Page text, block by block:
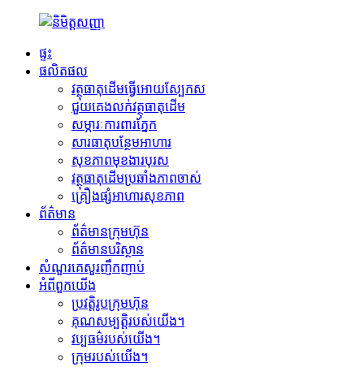
ផ្ទះ
ផលិតផល
វត្ថុធាតុដើមធ្វើអោយស្បែកស
ជួយគេងលក់វត្ថុធាតុដើម
សម្ភារៈការពារភ្នែក
សារធាតុបន្ថែមអាហារ
សុខភាពមុខងារបុរស
វត្ថុធាតុដើមប្រឆាំងភាពចាស់
គ្រឿងផ្សំអាហារសុខភាព
ព័ត៌មាន
ព័ត៌មានក្រុមហ៊ុន
ព័ត៌មានបរិស្ថាន
សំណួរគេសួរញឹកញាប់
អំពីពួកយើង
ប្រវត្តិរូបក្រុមហ៊ុន
គុណសម្បត្តិរបស់យើង។
វប្បធម៌របស់យើង។
ក្រុមរបស់យើង។